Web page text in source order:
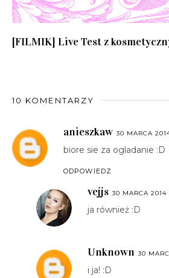
[FILMIK] Live Test z
10 KOMENTARZY
anieszkaw 30 MARCA
biore sie za ogladanie :D
ODPOWIEDZ
vejjs 30 MARCA 2014
ja również :D
Unknown 30
i ja! :D